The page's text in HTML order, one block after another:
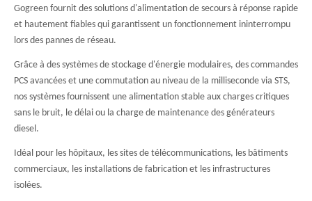
Gogreen fournit des solutions d'alimentation de secours à réponse rapide
et hautement fiables qui garantissent un fonctionnement ininterrompu
lors des pannes de réseau.
Grâce à des systèmes de stockage d'énergie modulaires, des commandes
PCS avancées et une commutation au niveau de la milliseconde via STS,
nos systèmes fournissent une alimentation stable aux charges critiques
sans le bruit, le délai ou la charge de maintenance des générateurs
diesel.
Idéal pour les hôpitaux, les sites de télécommunications, les bâtiments
commerciaux, les installations de fabrication et les infrastructures
isolées.